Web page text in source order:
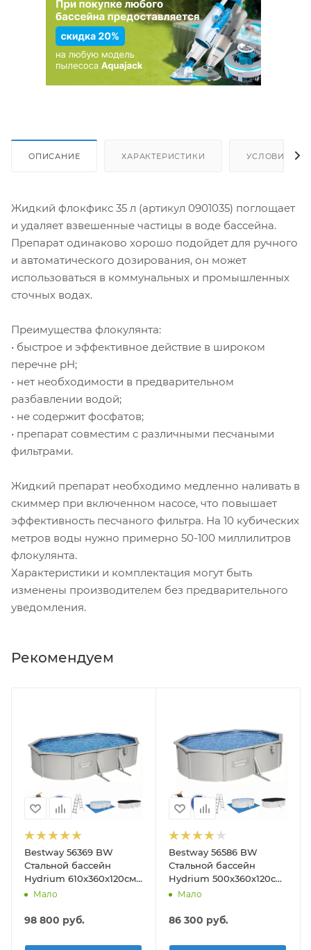
ОПИСАНИЕ ХАРАКТЕРИСТИКИ УСЛОВИЯ
Жидкий флокфикс 35 л (артикул 0901035) поглощает
и удаляет взвешенные частицы в воде бассейна.
Препарат одинаково хорошо подойдет для ручного
и автоматического дозирования, он может
использоваться в коммунальных и промышленных
сточных водах.
Преимущества флокулянта:
• быстрое и эффективное действие в широком
перечне pH;
• нет необходимости в предварительном
разбавлении водой;
• не содержит фосфатов;
• препарат совместим с различными песчаными
фильтрами.
Жидкий препарат необходимо медленно наливать в
скиммер при включенном насосе, что повышает
эффективность песчаного фильтра. На 10 кубических
метров воды нужно примерно 50-100 миллилитров
флокулянта.
Характеристики и комплектация могут быть
изменены производителем без предварительного
уведомления.
Рекомендуем
Bestway 56369 BW
Стальной бассейн
Hydrium 610х360х120см,
19929л, песч.фил.-нас
подст.
Мало
98 800 руб.
Bestway 56586 BW
Стальной бассейн
Hydrium 500х360х120см,
16296л, песч.фил.-нас
подст, попл.-доз
Мало
86 300 руб.